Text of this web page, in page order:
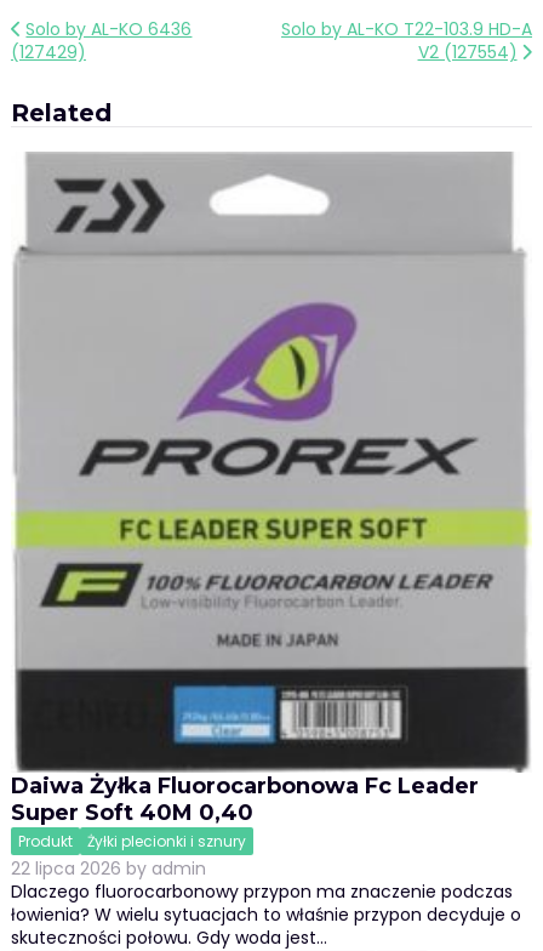
Nawigacja
wpisu
Solo by AL-KO 6436
(127429)
Solo by AL-KO T22-103.9 HD-A
V2 (127554)
Related
Daiwa Żyłka Fluorocarbonowa Fc Leader
Super Soft 40M 0,40
Produkt Żyłki plecionki i sznury
22 lipca 2026 by admin
Dlaczego fluorocarbonowy przypon ma znaczenie podczas
łowienia? W wielu sytuacjach to właśnie przypon decyduje o
skuteczności połowu. Gdy woda jest…